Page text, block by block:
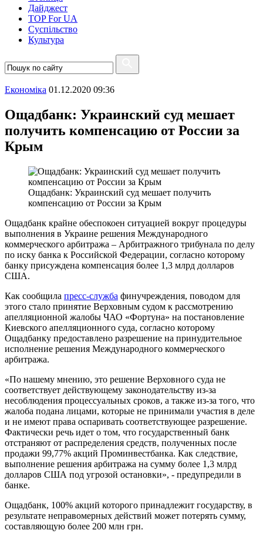
Дайджест
TOP For UA
Суспiльство
Культура
Економіка 01.12.2020 09:36
Ощадбанк: Украинский суд мешает
получить компенсацию от России за
Крым
Ощадбанк: Украинский суд мешает получить
компенсацию от России за Крым
Ощадбанк крайне обеспокоен ситуацией вокруг процедуры
выполнения в Украине решения Международного
коммерческого арбитража – Арбитражного трибунала по делу
по иску банка к Российской Федерации, согласно которому
банку присуждена компенсация более 1,3 млрд долларов
США.
Как сообщила пресс-служба финучреждения, поводом для
этого стало принятие Верховным судом к рассмотрению
апелляционной жалобы ЧАО «Фортуна» на постановление
Киевского апелляционного суда, согласно которому
Ощадбанку предоставлено разрешение на принудительное
исполнение решения Международного коммерческого
арбитража.
«По нашему мнению, это решение Верховного суда не
соответствует действующему законодательству из-за
несоблюдения процессуальных сроков, а также из-за того, что
жалоба подана лицами, которые не принимали участия в деле
и не имеют права оспаривать соответствующее разрешение.
Фактически речь идет о том, что государственный банк
отстраняют от распределения средств, полученных после
продажи 99,77% акций Проминвестбанка. Как следствие,
выполнение решения арбитража на сумму более 1,3 млрд
долларов США под угрозой остановки», - предупредили в
банке.
Ощадбанк, 100% акций которого принадлежит государству, в
результате неправомерных действий может потерять сумму,
составляющую более 200 млн грн.